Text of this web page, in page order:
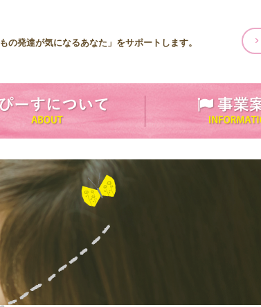
の発達が気になるあなた」をサポートします。